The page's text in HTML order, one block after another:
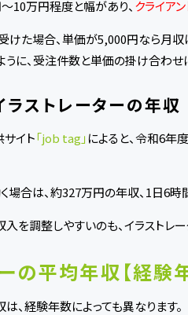
10万円程度と幅があり、 クライア
けた場合、単価が5,000円なら月
うに、受注件数と単価の掛け合わ
ストレーターの年収
イト「job tag」によると、令和6年
場合は、約327万円の年収、1日6
を調整しやすいのも、イラストレ
の平均年収【経験
、経験年数によっても異なります。